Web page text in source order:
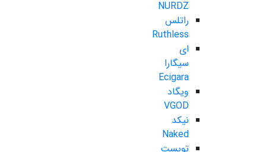
NURDZ
راتلس
Ruthless
ای
سیگارا
Ecigara
ویگاد
VGOD
نیکد
Naked
تویست